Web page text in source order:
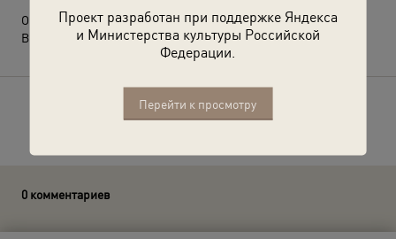
Проект разработан при поддержке Яндекса
и Министерства культуры Российской
Федерации.
Перейти к просмотру
О фотографии:
Выставка«Путешествие в Саратов»с этой фотографией.
Расскажите друзьям об этом фото
0 комментариев